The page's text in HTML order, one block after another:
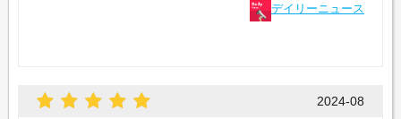
デイリーニュース
2024-08